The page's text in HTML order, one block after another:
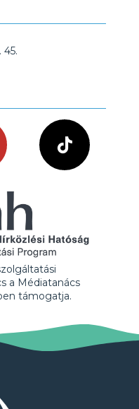
a Médiatanács
támogatja.